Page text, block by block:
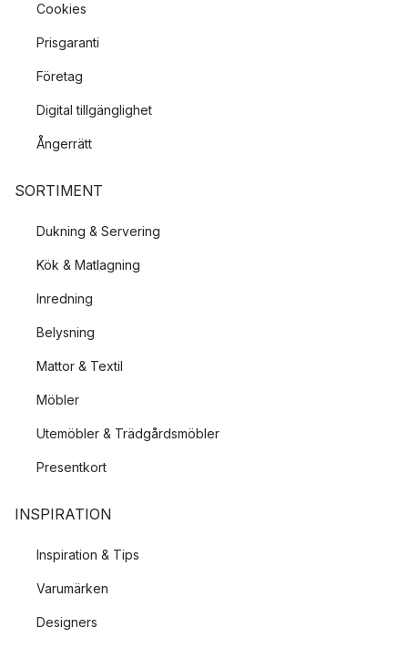
Cookies
Prisgaranti
Företag
Digital tillgänglighet
Ångerrätt
SORTIMENT
Dukning & Servering
Kök & Matlagning
Inredning
Belysning
Mattor & Textil
Möbler
Utemöbler & Trädgårdsmöbler
Presentkort
INSPIRATION
Inspiration & Tips
Varumärken
Designers